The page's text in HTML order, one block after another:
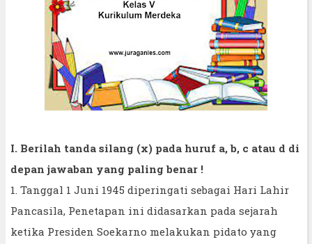
I. Berilah tanda silang (x) pada huruf a, b, c atau d di
depan jawaban yang paling benar !
1. Tanggal 1 Juni 1945 diperingati sebagai Hari Lahir
Pancasila, Penetapan ini didasarkan pada sejarah
ketika Presiden Soekarno melakukan pidato yang